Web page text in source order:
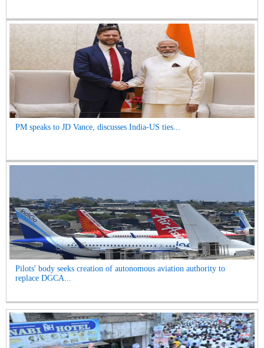
PM speaks to JD Vance, discusses India-US ties...
Pilots' body seeks creation of autonomous aviation authority to
replace DGCA...